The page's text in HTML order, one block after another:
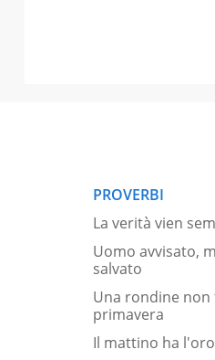
PROVERBI
La verità vien
Uomo avvisato,
salvato
Una rondine non
primavera
Il mattino ha